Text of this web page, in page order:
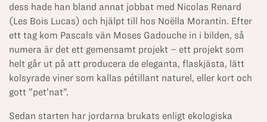
dess hade han bland annat jobbat med Nicolas Renard
(Les Bois Lucas) och hjälpt till hos Noëlla Morantin. Efter
ett tag kom Pascals vän Moses Gadouche in i bilden, så
numera är det ett gemensamt projekt – ett projekt som
helt går ut på att producera de eleganta, flaskjästa, lätt
kolsyrade viner som kallas pétillant naturel, eller kort och
gott ”pet’nat”.
Sedan starten har jordarna brukats enligt ekologiska